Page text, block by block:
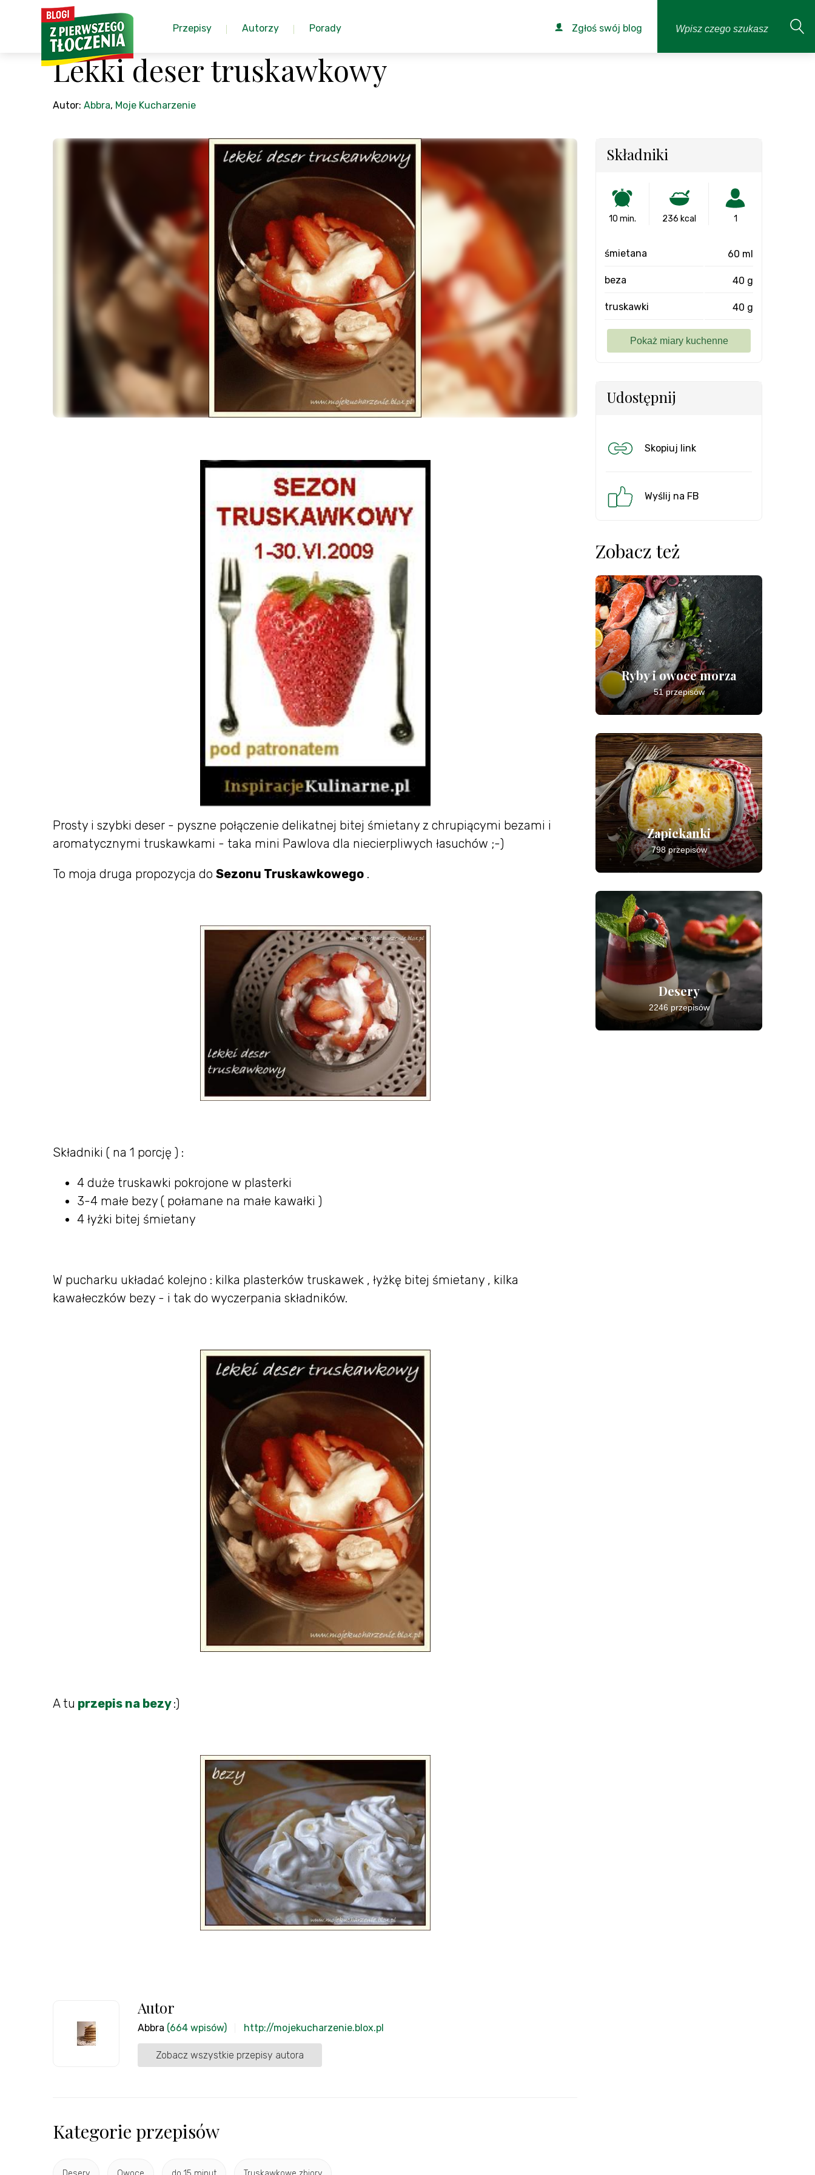
Przepisy Autorzy Porady Zgłoś swój blog
Lekki deser truskawkowy
Autor: Abbra, Moje Kucharzenie
Prosty i szybki deser - pyszne połączenie delikatnej bitej śmietany z chrupiącymi bezami i
aromatycznymi truskawkami - taka mini Pawlova dla niecierpliwych łasuchów ;-)
To moja druga propozycja do Sezonu Truskawkowego .
Składniki ( na 1 porcję ) :
4 duże truskawki pokrojone w plasterki
3-4 małe bezy ( połamane na małe kawałki )
4 łyżki bitej śmietany
W pucharku układać kolejno : kilka plasterków truskawek , łyżkę bitej śmietany , kilka
kawałeczków bezy - i tak do wyczerpania składników.
A tu przepis na bezy :)
Autor
Abbra (664 wpisów) http://mojekucharzenie.blox.pl
Zobacz wszystkie przepisy autora
Kategorie przepisów
Składniki
10 min. 236 kcal 1
śmietana 60 ml
beza 40 g
truskawki 40 g
Udostępnij
Skopiuj link
Wyślij na FB
Zobacz też
Ryby i owoce morza
51 przepisów
Zapiekanki
798 przepisów
Desery
2246 przepisów